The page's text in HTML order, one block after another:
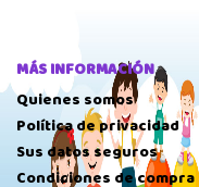
MÁS INFORMACIÓN
Quienes somos
Política de privacidad
Sus datos seguros
Condiciones de compra